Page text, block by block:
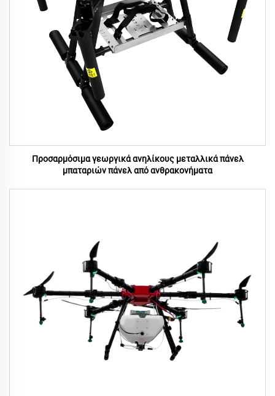
Προσαρμόσιμα γεωργικά ανηλίκους μεταλλικά πάνελ
μπαταριών πάνελ από ανθρακονήματα